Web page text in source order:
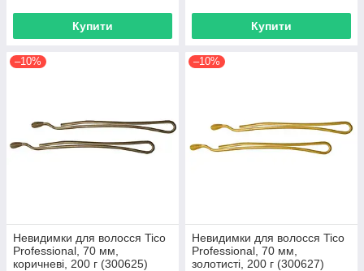
Купити Купити
–10%
Невидимки для волосся Tico
Professional, 70 мм,
коричневі, 200 г (300625)
–10%
Невидимки для волосся Tico
Professional, 70 мм,
золотисті, 200 г (300627)